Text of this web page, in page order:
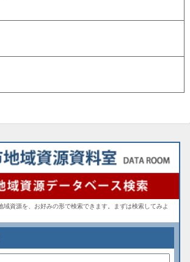
域資源を、お好みの形で検索できます。まずは検索してみよ